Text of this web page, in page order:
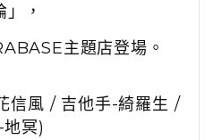
，
主題店登場。
信風 / 吉他手-綺羅生 /
冥)